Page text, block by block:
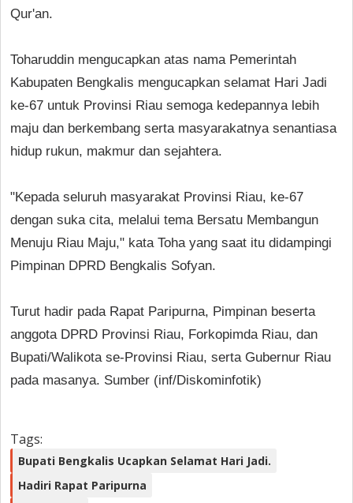
Qur'an.
Toharuddin mengucapkan atas nama Pemerintah
Kabupaten Bengkalis mengucapkan selamat Hari Jadi
ke-67 untuk Provinsi Riau semoga kedepannya lebih
maju dan berkembang serta masyarakatnya senantiasa
hidup rukun, makmur dan sejahtera.
"Kepada seluruh masyarakat Provinsi Riau, ke-67
dengan suka cita, melalui tema Bersatu Membangun
Menuju Riau Maju," kata Toha yang saat itu didampingi
Pimpinan DPRD Bengkalis Sofyan.
Turut hadir pada Rapat Paripurna, Pimpinan beserta
anggota DPRD Provinsi Riau, Forkopimda Riau, dan
Bupati/Walikota se-Provinsi Riau, serta Gubernur Riau
pada masanya. Sumber (inf/Diskominfotik)
Tags:
Bupati Bengkalis Ucapkan Selamat Hari Jadi.
Hadiri Rapat Paripurna